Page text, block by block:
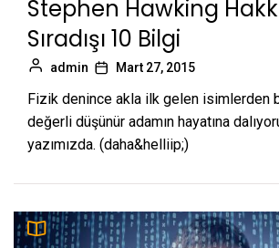
Stephen Hawking
Sıradışı 10 Bilgi
admin Mart 27, 2015
Fizik denince akla ilk gelen isimlerden
değerli düşünür adamın hayatına
yazımızda. (daha&helliip;)